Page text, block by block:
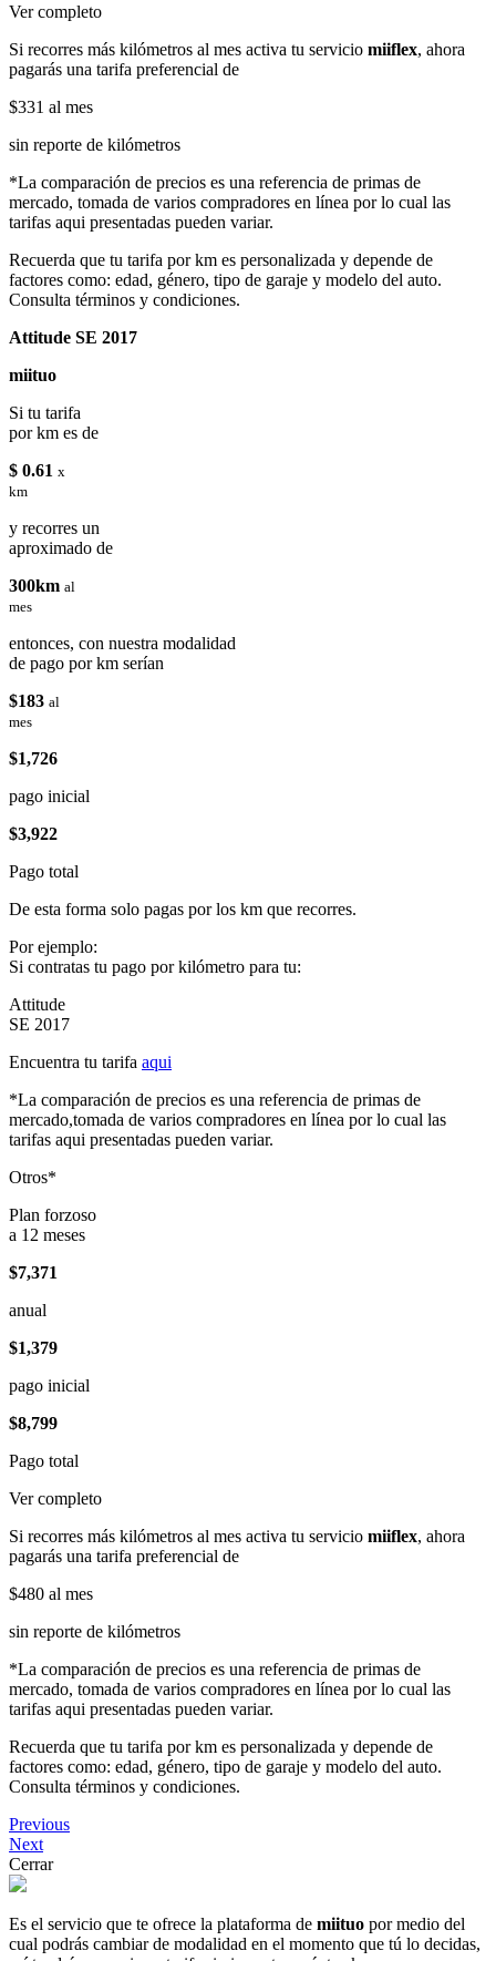
Ver completo
Si recorres más kilómetros al mes activa tu servicio miiflex, ahora
pagarás una tarifa preferencial de
$331 al mes
sin reporte de kilómetros
*La comparación de precios es una referencia de primas de
mercado, tomada de varios compradores en línea por lo cual las
tarifas aqui presentadas pueden variar.
Recuerda que tu tarifa por km es personalizada y depende de
factores como: edad, género, tipo de garaje y modelo del auto.
Consulta términos y condiciones.
Attitude SE 2017
miituo
Si tu tarifa
por km es de
$ 0.61 x
km
y recorres un
aproximado de
300km al
mes
entonces, con nuestra modalidad
de pago por km serían
$183 al
mes
$1,726
pago inicial
$3,922
Pago total
De esta forma solo pagas por los km que recorres.
Por ejemplo:
Si contratas tu pago por kilómetro para tu:
Attitude
SE 2017
Encuentra tu tarifa aqui
*La comparación de precios es una referencia de primas de
mercado,tomada de varios compradores en línea por lo cual las
tarifas aqui presentadas pueden variar.
Otros*
Plan forzoso
a 12 meses
$7,371
anual
$1,379
pago inicial
$8,799
Pago total
Ver completo
Si recorres más kilómetros al mes activa tu servicio miiflex, ahora
pagarás una tarifa preferencial de
$480 al mes
sin reporte de kilómetros
*La comparación de precios es una referencia de primas de
mercado, tomada de varios compradores en línea por lo cual las
tarifas aqui presentadas pueden variar.
Recuerda que tu tarifa por km es personalizada y depende de
factores como: edad, género, tipo de garaje y modelo del auto.
Consulta términos y condiciones.
Previous
Next
Cerrar
Es el servicio que te ofrece la plataforma de miituo por medio del
cual podrás cambiar de modalidad en el momento que tú lo decidas,